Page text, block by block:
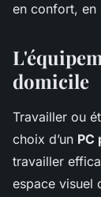
en confort, en
domicile
Travailler ou
choix d’un PC
travailler
espace visuel